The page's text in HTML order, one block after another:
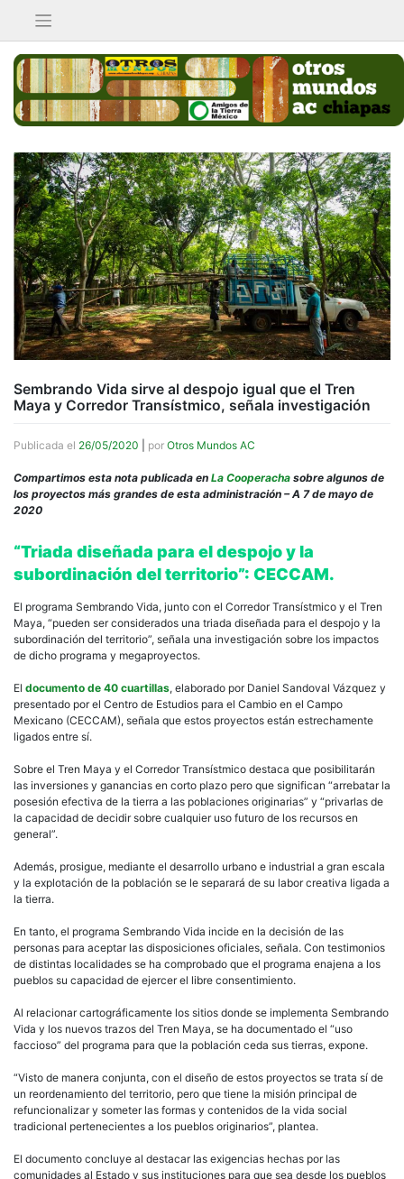
contenido
Sembrando Vida sirve al despojo igual que el Tren
Maya y Corredor Transístmico, señala investigación
Publicada el 26/05/2020 por Otros Mundos AC
Compartimos esta nota publicada en La Cooperacha sobre algunos de
los proyectos más grandes de esta administración – A 7 de mayo de
2020
“Triada diseñada para el despojo y la
subordinación del territorio”: CECCAM.
El programa Sembrando Vida, junto con el Corredor Transístmico y el Tren
Maya, “pueden ser considerados una triada diseñada para el despojo y la
subordinación del territorio”, señala una investigación sobre los impactos
de dicho programa y megaproyectos.
El documento de 40 cuartillas, elaborado por Daniel Sandoval Vázquez y
presentado por el Centro de Estudios para el Cambio en el Campo
Mexicano (CECCAM), señala que estos proyectos están estrechamente
ligados entre sí.
Sobre el Tren Maya y el Corredor Transístmico destaca que posibilitarán
las inversiones y ganancias en corto plazo pero que significan “arrebatar la
posesión efectiva de la tierra a las poblaciones originarias” y “privarlas de
la capacidad de decidir sobre cualquier uso futuro de los recursos en
general”.
Además, prosigue, mediante el desarrollo urbano e industrial a gran escala
y la explotación de la población se le separará de su labor creativa ligada a
la tierra.
En tanto, el programa Sembrando Vida incide en la decisión de las
personas para aceptar las disposiciones oficiales, señala. Con testimonios
de distintas localidades se ha comprobado que el programa enajena a los
pueblos su capacidad de ejercer el libre consentimiento.
Al relacionar cartográficamente los sitios donde se implementa Sembrando
Vida y los nuevos trazos del Tren Maya, se ha documentado el “uso
faccioso” del programa para que la población ceda sus tierras, expone.
“Visto de manera conjunta, con el diseño de estos proyectos se trata sí de
un reordenamiento del territorio, pero que tiene la misión principal de
refuncionalizar y someter las formas y contenidos de la vida social
tradicional pertenecientes a los pueblos originarios”, plantea.
El documento concluye al destacar las exigencias hechas por las
comunidades al Estado y sus instituciones para que sea desde los pueblos